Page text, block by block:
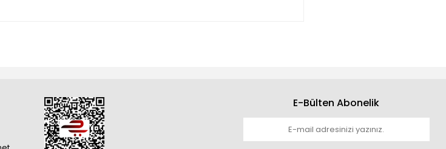
E-Bülten Abonelik